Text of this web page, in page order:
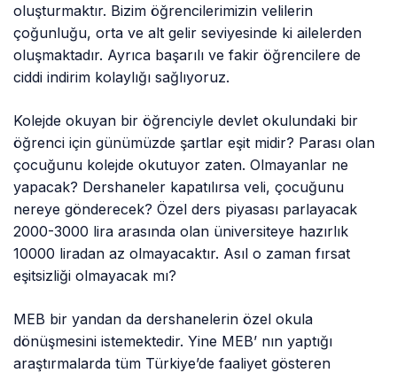
oluşturmaktır. Bizim öğrencilerimizin velilerin
çoğunluğu, orta ve alt gelir seviyesinde ki ailelerden
oluşmaktadır. Ayrıca başarılı ve fakir öğrencilere de
ciddi indirim kolaylığı sağlıyoruz.
Kolejde okuyan bir öğrenciyle devlet okulundaki bir
öğrenci için günümüzde şartlar eşit midir? Parası olan
çocuğunu kolejde okutuyor zaten. Olmayanlar ne
yapacak? Dershaneler kapatılırsa veli, çocuğunu
nereye gönderecek? Özel ders piyasası parlayacak
2000-3000 lira arasında olan üniversiteye hazırlık
10000 liradan az olmayacaktır. Asıl o zaman fırsat
eşitsizliği olmayacak mı?
MEB bir yandan da dershanelerin özel okula
dönüşmesini istemektedir. Yine MEB’ nın yaptığı
araştırmalarda tüm Türkiye’de faaliyet gösteren